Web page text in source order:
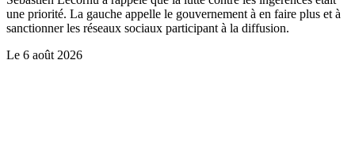
une priorité. La gauche appelle le gouvernement à en faire plus et à
sanctionner les réseaux sociaux participant à la diffusion.
Le 6 août 2026